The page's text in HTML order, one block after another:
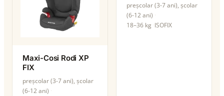
Maxi-Cosi Rodi XP
FIX
preșcolar (3-7 ani), școlar
(6-12 ani)
preșcolar (3-7 ani), școlar
(6-12 ani)
18–36 kg ISOFIX